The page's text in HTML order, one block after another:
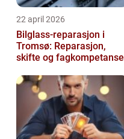
22 april 2026
Bilglass-reparasjon i
Tromsø: Reparasjon,
skifte og fagkompetanse